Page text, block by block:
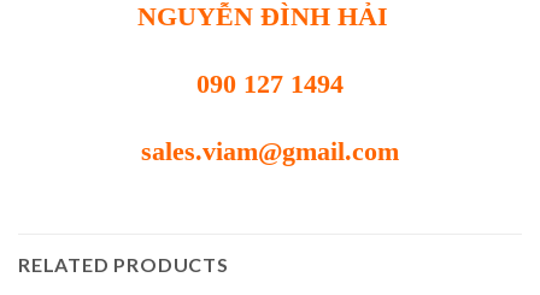
NGUYỄN ĐÌNH HẢI
090 127 1494
sales.viam@gmail.com
RELATED PRODUCTS